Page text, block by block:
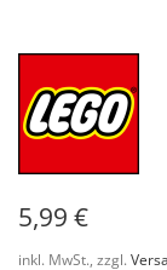
5,99 €
inkl. MwSt., zzgl.